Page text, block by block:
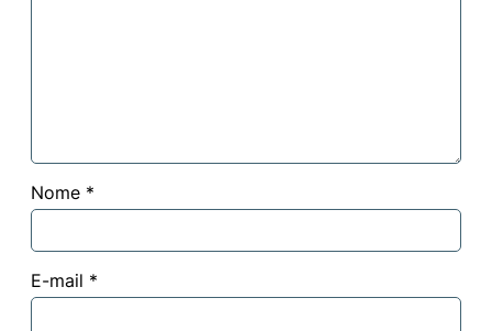
Nome *
E-mail *